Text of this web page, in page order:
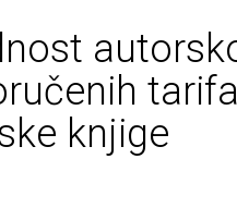
knjige